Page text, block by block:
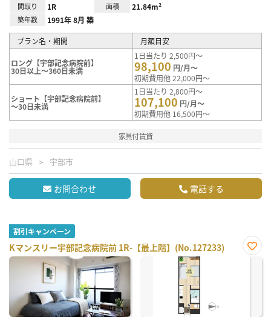
間取り 1R 面積 21.84m²
築年数 1991年 8月 築
プラン名・期間 月額目安
ロング【宇部記念病院前】
30日以上～360日未満
1日当たり 2,500円～
98,100 円/月～
初期費用他 22,000円～
ショート【宇部記念病院前】
～30日未満
1日当たり 2,800円～
107,100 円/月～
初期費用他 16,500円～
家具付賃貸
山口県 宇部市
お問合わせ 電話する
割引キャンペーン
Kマンスリー宇部記念病院前 1R-【最上階】(No.127233)
お気